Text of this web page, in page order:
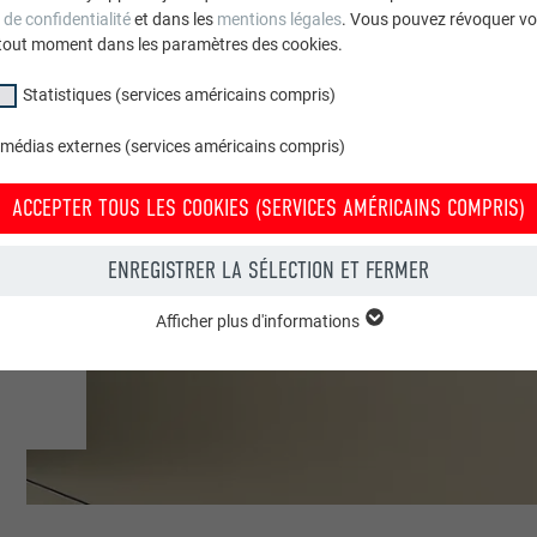
confidentialitéet dans les mentions légales. Vous pouvez révoquer
moment dans les paramètres des cookies.
Statistiques (services américains compris)
externes (services américains compris)
ACCEPTER TOUS LES COOKIES (SERVICES AMÉRICAINS COMPRIS)
ENREGISTRER LA SÉLECTION ET FERMER
AMÉRICAINS COMPRIS)
Afficher plus d'informations